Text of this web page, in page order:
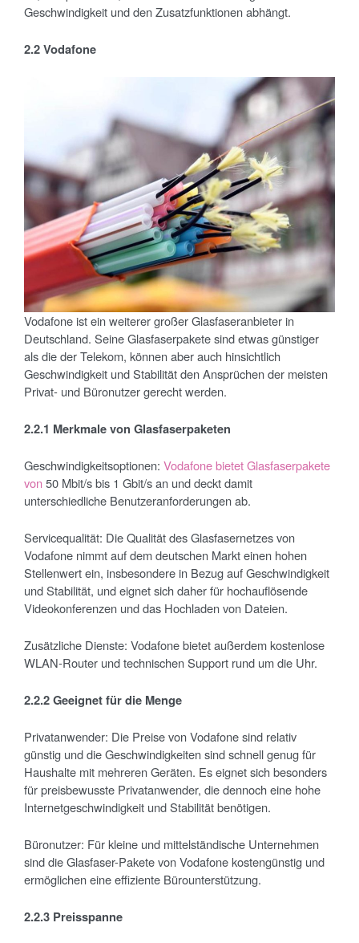
Geschwindigkeit und den Zusatzfunktionen abhängt.
2.2 Vodafone
Vodafone ist ein weiterer großer Glasfaseranbieter in
Deutschland. Seine Glasfaserpakete sind etwas günstiger
als die der Telekom, können aber auch hinsichtlich
Geschwindigkeit und Stabilität den Ansprüchen der meisten
Privat- und Büronutzer gerecht werden.
2.2.1 Merkmale von Glasfaserpaketen
Geschwindigkeitsoptionen: Vodafone bietet Glasfaserpakete
von 50 Mbit/s bis 1 Gbit/s an und deckt damit
unterschiedliche Benutzeranforderungen ab.
Servicequalität: Die Qualität des Glasfasernetzes von
Vodafone nimmt auf dem deutschen Markt einen hohen
Stellenwert ein, insbesondere in Bezug auf Geschwindigkeit
und Stabilität, und eignet sich daher für hochauflösende
Videokonferenzen und das Hochladen von Dateien.
Zusätzliche Dienste: Vodafone bietet außerdem kostenlose
WLAN-Router und technischen Support rund um die Uhr.
2.2.2 Geeignet für die Menge
Privatanwender: Die Preise von Vodafone sind relativ
günstig und die Geschwindigkeiten sind schnell genug für
Haushalte mit mehreren Geräten. Es eignet sich besonders
für preisbewusste Privatanwender, die dennoch eine hohe
Internetgeschwindigkeit und Stabilität benötigen.
Büronutzer: Für kleine und mittelständische Unternehmen
sind die Glasfaser-Pakete von Vodafone kostengünstig und
ermöglichen eine effiziente Bürounterstützung.
2.2.3 Preisspanne